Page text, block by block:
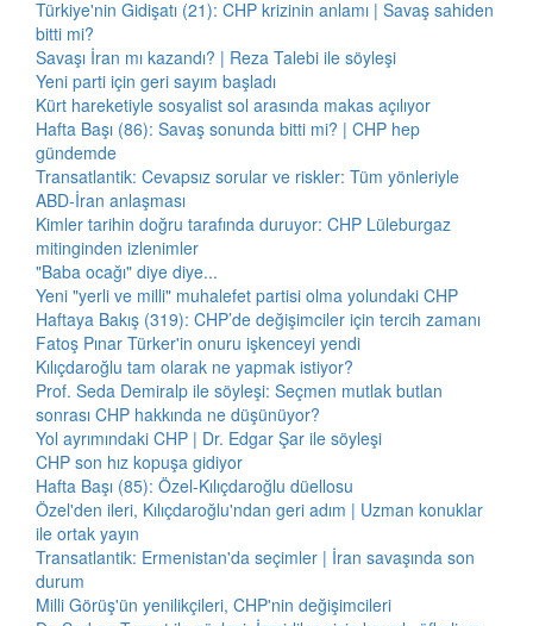
Türkiye'nin Gidişatı (21): CHP krizinin anlamı | Savaş sahiden
bitti mi?
Savaşı İran mı kazandı? | Reza Talebi ile söyleşi
Yeni parti için geri sayım başladı
Kürt hareketiyle sosyalist sol arasında makas açılıyor
Hafta Başı (86): Savaş sonunda bitti mi? | CHP hep
gündemde
Transatlantik: Cevapsız sorular ve riskler: Tüm yönleriyle
ABD-İran anlaşması
Kimler tarihin doğru tarafında duruyor: CHP Lüleburgaz
mitinginden izlenimler
"Baba ocağı" diye diye...
Yeni "yerli ve milli" muhalefet partisi olma yolundaki CHP
Haftaya Bakış (319): CHP’de değişimciler için tercih zamanı
Fatoş Pınar Türker'in onuru işkenceyi yendi
Kılıçdaroğlu tam olarak ne yapmak istiyor?
Prof. Seda Demiralp ile söyleşi: Seçmen mutlak butlan
sonrası CHP hakkında ne düşünüyor?
Yol ayrımındaki CHP | Dr. Edgar Şar ile söyleşi
CHP son hız kopuşa gidiyor
Hafta Başı (85): Özel-Kılıçdaroğlu düellosu
Özel'den ileri, Kılıçdaroğlu'ndan geri adım | Uzman konuklar
ile ortak yayın
Transatlantik: Ermenistan'da seçimler | İran savaşında son
durum
Milli Görüş'ün yenilikçileri, CHP'nin değişimcileri